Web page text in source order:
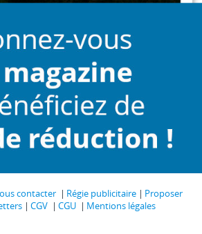
contacter Régie publicitaire
Proposer
CGV CGU
Mentions légales